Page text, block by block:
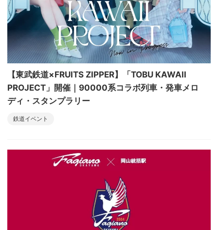
【東武鉄道×FRUITS ZIPPER】「TOBU KAWAII
PROJECT」開催｜90000系コラボ列車・発車メロ
ディ・スタンプラリー
鉄道イベント